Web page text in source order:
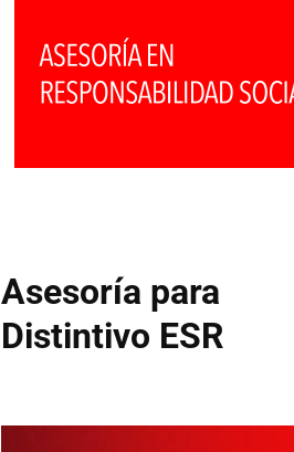
Asesoría para
Distintivo ESR